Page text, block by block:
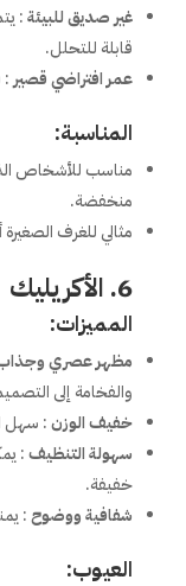
غير صديق للبيئة:
قابلة للتحلل.
عمر افتراضي قصير :
المناسبة:
مناسب للأشخاص
منخفضة.
مثالي للغرف
6. الأكريليك
المميزات:
مظهر عصري
والفخامة إلى
خفيف الوزن: سهل
سهولة التنظيف:
خفيفة.
شفافية ووضوح:
العيوب: